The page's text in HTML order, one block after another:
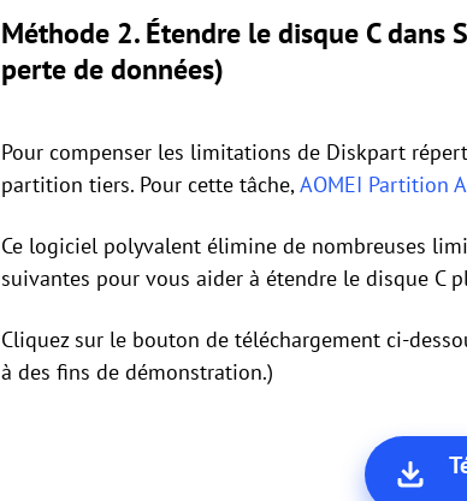
Méthode 2. Étendre le disque C
perte de données)
Pour compenser les limitations de Diskpart
partition tiers. Pour cette tâche,AOMEI Partition
Ce logiciel polyvalent élimine de nombreuses
suivantes pour vous aider à étendre le disque C
Cliquez sur le bouton de téléchargement ci-
à des fins de démonstration.)